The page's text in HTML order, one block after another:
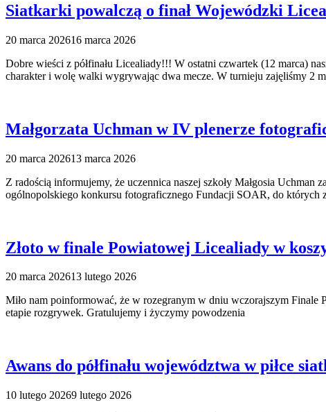
Siatkarki powalczą o finał Wojewódzki
20 marca 202616 marca 2026
Dobre wieści z półfinału Licealiady!!! W ostatni czwartek (12 marca)
charakter i wolę walki wygrywając dwa mecze. W turnieju zajęliśmy 2
Małgorzata Uchman w IV plenerze
20 marca 202613 marca 2026
Z radością informujemy, że uczennica naszej szkoły Małgosia
ogólnopolskiego konkursu fotograficznego Fundacji SOAR, do
Złoto w finale Powiatowej Licealiady w
20 marca 202613 lutego 2026
Miło nam poinformować, że w rozegranym w dniu wczorajszym
etapie rozgrywek. Gratulujemy i życzymy powodzenia
Awans do półfinału województwa w piłce
10 lutego 20269 lutego 2026